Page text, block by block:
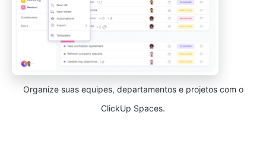
Organize suas equipes, departamentos e projetos com o
ClickUp Spaces.